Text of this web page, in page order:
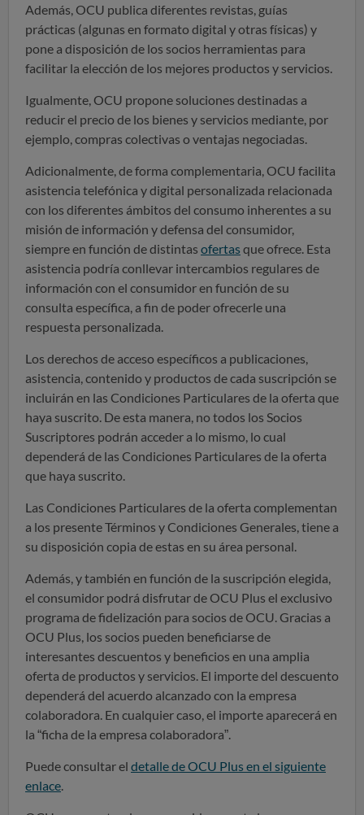
Además, OCU publica diferentes revistas, guías
prácticas (algunas en formato digital y otras físicas) y
pone a disposición de los socios herramientas para
facilitar la elección de los mejores productos y servicios.
Igualmente, OCU propone soluciones destinadas a
reducir el precio de los bienes y servicios mediante, por
ejemplo, compras colectivas o ventajas negociadas.
Adicionalmente, de forma complementaria, OCU facilita
asistencia telefónica y digital personalizada relacionada
con los diferentes ámbitos del consumo inherentes a su
misión de información y defensa del consumidor,
siempre en función de distintas ofertasque ofrece. Esta
asistencia podría conllevar intercambios regulares de
información con el consumidor en función de su
consulta específica, a fin de poder ofrecerle una
respuesta personalizada.
Los derechos de acceso específicos a publicaciones,
asistencia, contenido y productos de cada suscripción se
incluirán en las Condiciones Particulares de la oferta que
haya suscrito. De esta manera, no todos los Socios
Suscriptores podrán acceder a lo mismo, lo cual
dependerá de las Condiciones Particulares de la oferta
que haya suscrito.
Las Condiciones Particulares de la oferta complementan
a los presente Términos y Condiciones Generales, tiene a
su disposición copia de estas en su área personal.
Además, y también en función de la suscripción elegida,
el consumidor podrá disfrutar de OCU Plus el exclusivo
programa de fidelización para socios de OCU. Gracias a
OCU Plus, los socios pueden beneficiarse de
interesantes descuentos y beneficios en una amplia
oferta de productos y servicios. El importe del descuento
dependerá del acuerdo alcanzado con la empresa
colaboradora. En cualquier caso, el importe aparecerá en
la “ficha de la empresa colaboradora”.
Puede consultar el detalle de OCU Plus en el siguiente
enlace.